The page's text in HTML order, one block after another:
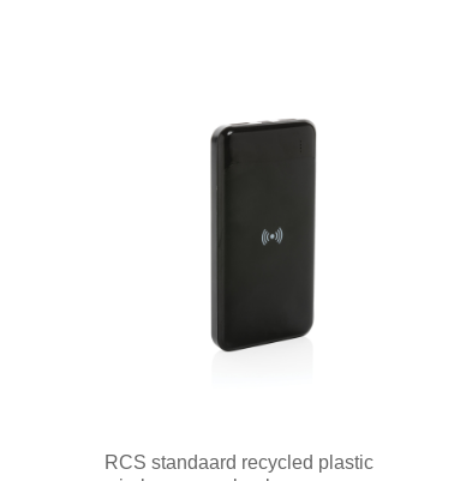
RCS standaard recycled plastic